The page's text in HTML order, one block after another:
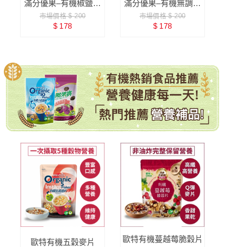
滿分優果–有機椒鹽堅
果
市場價格 $ 200
$ 178
滿分優果–有機無調味
南瓜子
市場價格 $ 200
$ 178
歐特有機五穀麥片
歐特有機蔓越莓脆穀片